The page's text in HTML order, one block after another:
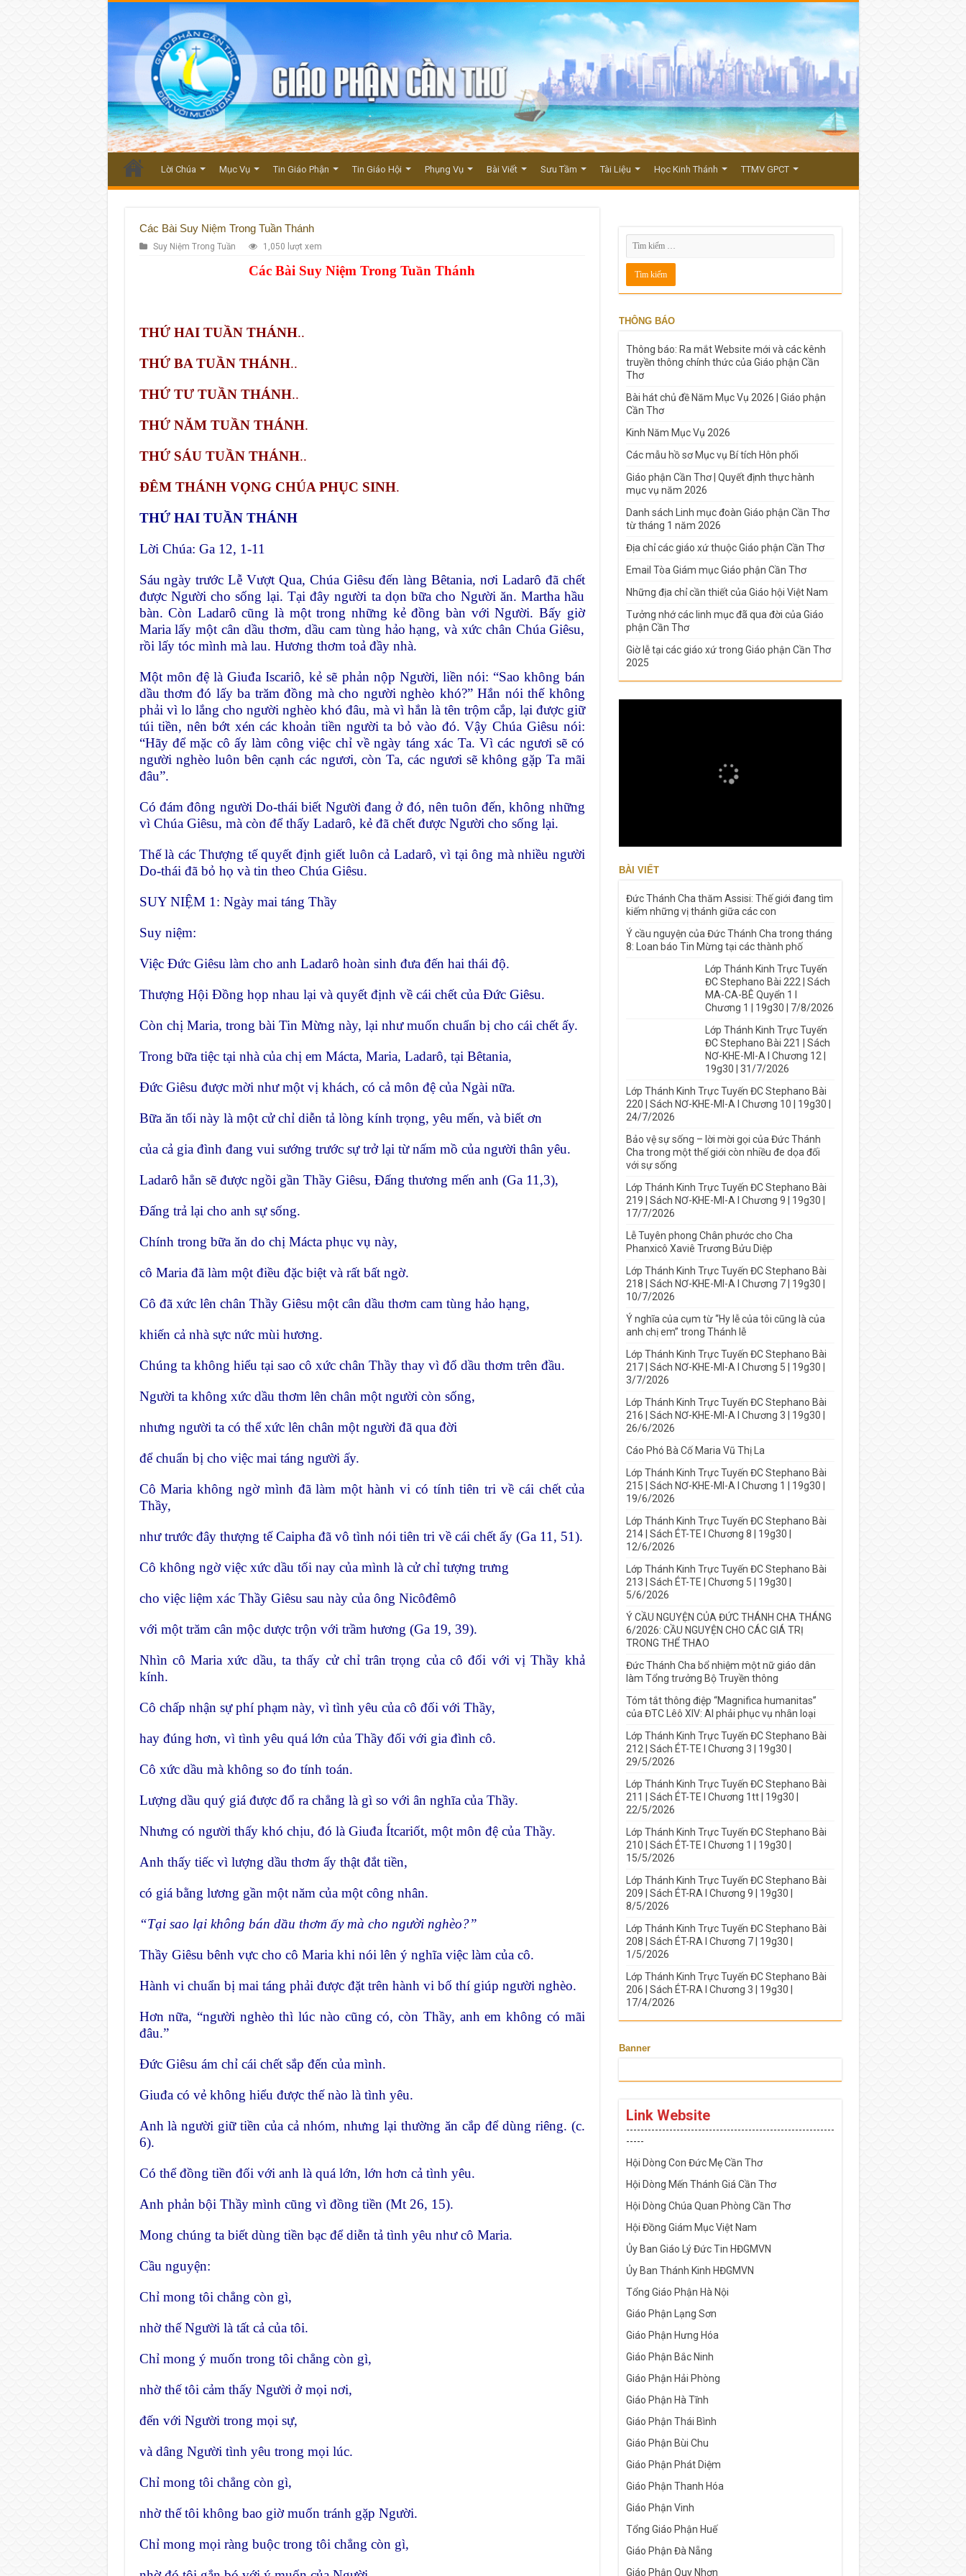
Lời Chúa Mục Vụ Tin Giáo Phận Tin Giáo Hội Phụng Vụ Bài Viết Sưu Tầm Tài Liệu Học Kinh Thánh TTMV GPCT
Các Bài Suy Niệm Trong Tuần Thánh
Suy Niệm Trong Tuần 1,050 lượt xem
Các Bài Suy Niệm Trong Tuần Thánh
THỨ HAI TUẦN THÁNH..
THỨ BA TUẦN THÁNH..
THỨ TƯ TUẦN THÁNH..
THỨ NĂM TUẦN THÁNH.
THỨ SÁU TUẦN THÁNH..
ÐÊM THÁNH VỌNG CHÚA PHỤC SINH.
THỨ HAI TUẦN THÁNH
Lời Chúa: Ga 12, 1-11
Sáu ngày trước Lễ Vượt Qua, Chúa Giêsu đến làng Bêtania, nơi Ladarô đã chết
được Người cho sống lại. Tại đây người ta dọn bữa cho Người ăn. Martha hầu
bàn. Còn Ladarô cũng là một trong những kẻ đồng bàn với Người. Bấy giờ
Maria lấy một cân dầu thơm, dầu cam tùng hảo hạng, và xức chân Chúa Giêsu,
rồi lấy tóc mình mà lau. Hương thơm toả đầy nhà.
Một môn đệ là Giuđa Iscariô, kẻ sẽ phản nộp Người, liền nói: “Sao không bán
dầu thơm đó lấy ba trăm đồng mà cho người nghèo khó?” Hắn nói thế không
phải vì lo lắng cho người nghèo khó đâu, mà vì hắn là tên trộm cắp, lại được giữ
túi tiền, nên bớt xén các khoản tiền người ta bỏ vào đó. Vậy Chúa Giêsu nói:
“Hãy để mặc cô ấy làm công việc chỉ về ngày táng xác Ta. Vì các ngươi sẽ có
người nghèo luôn bên cạnh các ngươi, còn Ta, các ngươi sẽ không gặp Ta mãi
đâu”.
Có đám đông người Do-thái biết Người đang ở đó, nên tuôn đến, không những
vì Chúa Giêsu, mà còn để thấy Ladarô, kẻ đã chết được Người cho sống lại.
Thế là các Thượng tế quyết định giết luôn cả Ladarô, vì tại ông mà nhiều người
Do-thái đã bỏ họ và tin theo Chúa Giêsu.
SUY NIỆM 1: Ngày mai táng Thầy
Suy niệm:
Việc Đức Giêsu làm cho anh Ladarô hoàn sinh đưa đến hai thái độ.
Thượng Hội Đồng họp nhau lại và quyết định về cái chết của Đức Giêsu.
Còn chị Maria, trong bài Tin Mừng này, lại như muốn chuẩn bị cho cái chết ấy.
Trong bữa tiệc tại nhà của chị em Mácta, Maria, Ladarô, tại Bêtania,
Đức Giêsu được mời như một vị khách, có cả môn đệ của Ngài nữa.
Bữa ăn tối này là một cử chỉ diễn tả lòng kính trọng, yêu mến, và biết ơn
của cả gia đình đang vui sướng trước sự trở lại từ nấm mồ của người thân yêu.
Ladarô hẳn sẽ được ngồi gần Thầy Giêsu, Đấng thương mến anh (Ga 11,3),
Đấng trả lại cho anh sự sống.
Chính trong bữa ăn do chị Mácta phục vụ này,
cô Maria đã làm một điều đặc biệt và rất bất ngờ.
Cô đã xức lên chân Thầy Giêsu một cân dầu thơm cam tùng hảo hạng,
khiến cả nhà sực nức mùi hương.
Chúng ta không hiểu tại sao cô xức chân Thầy thay vì đổ dầu thơm trên đầu.
Người ta không xức dầu thơm lên chân một người còn sống,
nhưng người ta có thể xức lên chân một người đã qua đời
để chuẩn bị cho việc mai táng người ấy.
Cô Maria không ngờ mình đã làm một hành vi có tính tiên tri về cái chết của
Thầy,
như trước đây thượng tế Caipha đã vô tình nói tiên tri về cái chết ấy (Ga 11, 51).
Cô không ngờ việc xức dầu tối nay của mình là cử chỉ tượng trưng
cho việc liệm xác Thầy Giêsu sau này của ông Nicôđêmô
với một trăm cân mộc dược trộn với trầm hương (Ga 19, 39).
Nhìn cô Maria xức dầu, ta thấy cử chỉ trân trọng của cô đối với vị Thầy khả
kính.
Cô chấp nhận sự phí phạm này, vì tình yêu của cô đối với Thầy,
hay đúng hơn, vì tình yêu quá lớn của Thầy đối với gia đình cô.
Cô xức dầu mà không so đo tính toán.
Lượng dầu quý giá được đổ ra chẳng là gì so với ân nghĩa của Thầy.
Nhưng có người thấy khó chịu, đó là Giuđa Ítcariốt, một môn đệ của Thầy.
Anh thấy tiếc vì lượng dầu thơm ấy thật đắt tiền,
có giá bằng lương gần một năm của một công nhân.
“Tại sao lại không bán dầu thơm ấy mà cho người nghèo?”
Thầy Giêsu bênh vực cho cô Maria khi nói lên ý nghĩa việc làm của cô.
Hành vi chuẩn bị mai táng phải được đặt trên hành vi bố thí giúp người nghèo.
Hơn nữa, “người nghèo thì lúc nào cũng có, còn Thầy, anh em không có mãi
đâu.”
Đức Giêsu ám chỉ cái chết sắp đến của mình.
Giuđa có vẻ không hiểu được thế nào là tình yêu.
Anh là người giữ tiền của cả nhóm, nhưng lại thường ăn cắp để dùng riêng. (c.
6).
Có thể đồng tiền đối với anh là quá lớn, lớn hơn cả tình yêu.
Anh phản bội Thầy mình cũng vì đồng tiền (Mt 26, 15).
Mong chúng ta biết dùng tiền bạc để diễn tả tình yêu như cô Maria.
Cầu nguyện:
Chỉ mong tôi chẳng còn gì,
nhờ thế Người là tất cả của tôi.
Chỉ mong ý muốn trong tôi chẳng còn gì,
nhờ thế tôi cảm thấy Người ở mọi nơi,
đến với Người trong mọi sự,
và dâng Người tình yêu trong mọi lúc.
Chỉ mong tôi chẳng còn gì,
nhờ thế tôi không bao giờ muốn tránh gặp Người.
Chỉ mong mọi ràng buộc trong tôi chẳng còn gì,
THÔNG BÁO
Thông báo: Ra mắt Website mới và các kênh
truyền thông chính thức của Giáo phận Cần
Thơ
Bài hát chủ đề Năm Mục Vụ 2026 | Giáo phận
Cần Thơ
Kinh Năm Mục Vụ 2026
Các mẫu hồ sơ Mục vụ Bí tích Hôn phối
Giáo phận Cần Thơ | Quyết định thực hành
mục vụ năm 2026
Danh sách Linh mục đoàn Giáo phận Cần Thơ
từ tháng 1 năm 2026
Địa chỉ các giáo xứ thuộc Giáo phận Cần Thơ
Email Tòa Giám mục Giáo phận Cần Thơ
Những địa chỉ cần thiết của Giáo hội Việt Nam
Tưởng nhớ các linh mục đã qua đời của Giáo
phận Cần Thơ
Giờ lễ tại các giáo xứ trong Giáo phận Cần Thơ
2025
BÀI VIẾT
Đức Thánh Cha thăm Assisi: Thế giới đang tìm
kiếm những vị thánh giữa các con
Ý cầu nguyện của Đức Thánh Cha trong tháng
8: Loan báo Tin Mừng tại các thành phố
Lớp Thánh Kinh Trực Tuyến
ĐC Stephano Bài 222 | Sách
MA-CA-BÊ Quyển 1 I
Chương 1 | 19g30 | 7/8/2026
Lớp Thánh Kinh Trực Tuyến
ĐC Stephano Bài 221 | Sách
NƠ-KHE-MI-A I Chương 12 |
19g30 | 31/7/2026
Lớp Thánh Kinh Trực Tuyến ĐC Stephano Bài
220 | Sách NƠ-KHE-MI-A I Chương 10 | 19g30 |
24/7/2026
Bảo vệ sự sống – lời mời gọi của Đức Thánh
Cha trong một thế giới còn nhiều đe dọa đối
với sự sống
Lớp Thánh Kinh Trực Tuyến ĐC Stephano Bài
219 | Sách NƠ-KHE-MI-A I Chương 9 | 19g30 |
17/7/2026
Lễ Tuyên phong Chân phước cho Cha
Phanxicô Xaviê Trương Bửu Diệp
Lớp Thánh Kinh Trực Tuyến ĐC Stephano Bài
218 | Sách NƠ-KHE-MI-A I Chương 7 | 19g30 |
10/7/2026
Ý nghĩa của cụm từ “Hy lễ của tôi cũng là của
anh chị em” trong Thánh lễ
Lớp Thánh Kinh Trực Tuyến ĐC Stephano Bài
217 | Sách NƠ-KHE-MI-A I Chương 5 | 19g30 |
3/7/2026
Lớp Thánh Kinh Trực Tuyến ĐC Stephano Bài
216 | Sách NƠ-KHE-MI-A I Chương 3 | 19g30 |
26/6/2026
Cáo Phó Bà Cố Maria Vũ Thị La
Lớp Thánh Kinh Trực Tuyến ĐC Stephano Bài
215 | Sách NƠ-KHE-MI-A I Chương 1 | 19g30 |
19/6/2026
Lớp Thánh Kinh Trực Tuyến ĐC Stephano Bài
214 | Sách ÉT-TE I Chương 8 | 19g30 |
12/6/2026
Lớp Thánh Kinh Trực Tuyến ĐC Stephano Bài
213 | Sách ÉT-TE | Chương 5 | 19g30 |
5/6/2026
Ý CẦU NGUYỆN CỦA ĐỨC THÁNH CHA THÁNG
6/2026: CẦU NGUYỆN CHO CÁC GIÁ TRỊ
TRONG THỂ THAO
Đức Thánh Cha bổ nhiệm một nữ giáo dân
làm Tổng trưởng Bộ Truyền thông
Tóm tắt thông điệp “Magnifica humanitas”
của ĐTC Lêô XIV: AI phải phục vụ nhân loại
Lớp Thánh Kinh Trực Tuyến ĐC Stephano Bài
212 | Sách ÉT-TE I Chương 3 | 19g30 |
29/5/2026
Lớp Thánh Kinh Trực Tuyến ĐC Stephano Bài
211 | Sách ÉT-TE I Chương 1tt | 19g30 |
22/5/2026
Lớp Thánh Kinh Trực Tuyến ĐC Stephano Bài
210 | Sách ÉT-TE I Chương 1 | 19g30 |
15/5/2026
Lớp Thánh Kinh Trực Tuyến ĐC Stephano Bài
209 | Sách ÉT-RA I Chương 9 | 19g30 |
8/5/2026
Lớp Thánh Kinh Trực Tuyến ĐC Stephano Bài
208 | Sách ÉT-RA I Chương 7 | 19g30 |
1/5/2026
Lớp Thánh Kinh Trực Tuyến ĐC Stephano Bài
206 | Sách ÉT-RA I Chương 3 | 19g30 |
17/4/2026
Banner
Link Website
----------------------------------------------------------
-----
Hội Dòng Con Đức Mẹ Cần Thơ
Hội Dòng Mến Thánh Giá Cần Thơ
Hội Dòng Chúa Quan Phòng Cần Thơ
Hội Đồng Giám Mục Việt Nam
Ủy Ban Giáo Lý Đức Tin HĐGMVN
Ủy Ban Thánh Kinh HĐGMVN
Tổng Giáo Phận Hà Nội
Giáo Phận Lạng Sơn
Giáo Phận Hưng Hóa
Giáo Phận Bắc Ninh
Giáo Phận Hải Phòng
Giáo Phận Hà Tĩnh
Giáo Phận Thái Bình
Giáo Phận Bùi Chu
Giáo Phận Phát Diệm
Giáo Phận Thanh Hóa
Giáo Phận Vinh
Tổng Giáo Phận Huế
Giáo Phận Đà Nẵng
Giáo Phận Quy Nhơn